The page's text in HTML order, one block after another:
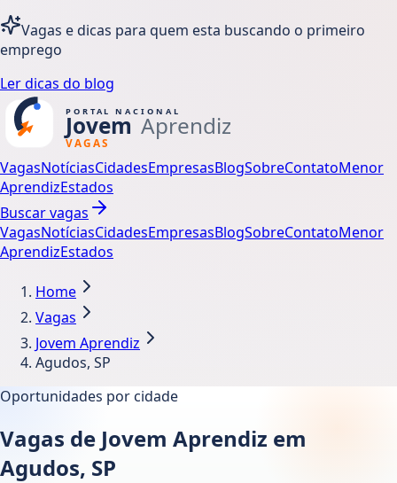
Vagas e dicas para quem esta buscando o primeiro
emprego
Ler dicas do blog
VagasNotíciasCidadesEmpresasBlogSobreContatoMenor
AprendizEstados
Buscar vagas
VagasNotíciasCidadesEmpresasBlogSobreContatoMenor
AprendizEstados
Home
Vagas
Jovem Aprendiz
Agudos, SP
Oportunidades por cidade
Vagas de Jovem Aprendiz em
Agudos, SP